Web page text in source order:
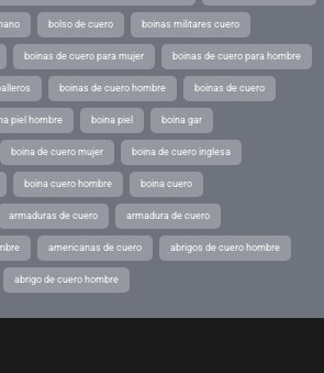
bolso de cuero boinas militares cuero
boinas de cuero para mujer boinas de cuero para hombre
boinas de cuero hombre boinas de cuero
piel hombre boina piel boina gar
boina de cuero mujer boina de cuero inglesa
boina cuero hombre boina cuero
armaduras de cuero armadura de cuero
americanas de cuero abrigos de cuero hombre
abrigo de cuero hombre